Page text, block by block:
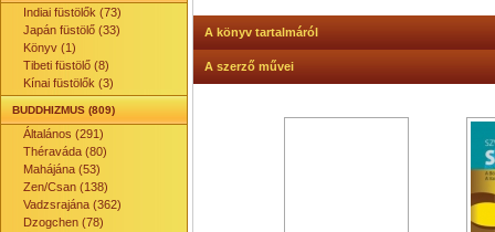
Indiai füstölők (73)
Japán füstölő (33)
Könyv (1)
Tibeti füstölő (8)
Kínai füstölők (3)
BUDDHIZMUS (809)
Általános (291)
Théraváda (80)
Mahájána (53)
Zen/Csan (138)
Vadzsrajána (362)
Dzogchen (78)
A könyv tartalmáról
A szerző művei